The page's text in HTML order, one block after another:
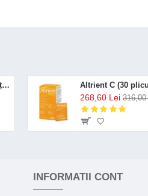
Magneziu - Formula cu 4 chelați (120 capsule), Neutrient
268,60 Lei
INFORMATII CONT